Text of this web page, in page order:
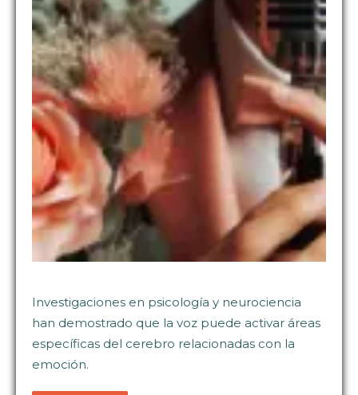
Investigaciones en psicología y neurociencia
han demostrado que la voz puede activar áreas
específicas del cerebro relacionadas con la
emoción.